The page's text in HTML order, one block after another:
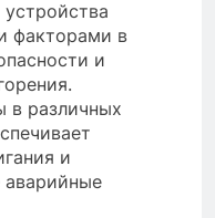
факторами в
и
в различных
и